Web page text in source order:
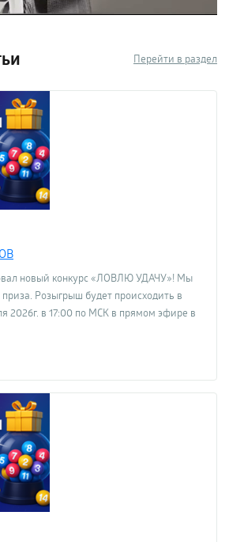
сравнив несколько товаров по
Перейти в раздел
новый конкурс «ЛОВЛЮ УДАЧУ»! Мы
Розыгрыш будет происходить в
2026г. в 17:00 по МСК в прямом эфире в